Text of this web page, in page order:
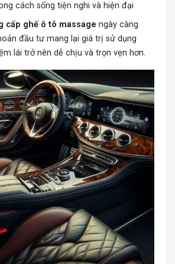
cách sống tiện nghi và hiện đại
cấp ghế ô tô massage ngày càng
đầu tư mang lại giá trị sử dụng
lái trở nên dễ chịu và trọn vẹn hơn.